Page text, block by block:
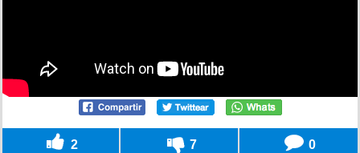
2 7 0